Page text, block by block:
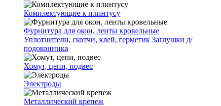
Комплектующие к плинтусу
Фурнитура для окон, ленты кровельные
Уплотнители, скотчи, клей, герметик Заглушки д/
подоконника
Хомут, цепи, подвес
Электроды
Металлический крепеж